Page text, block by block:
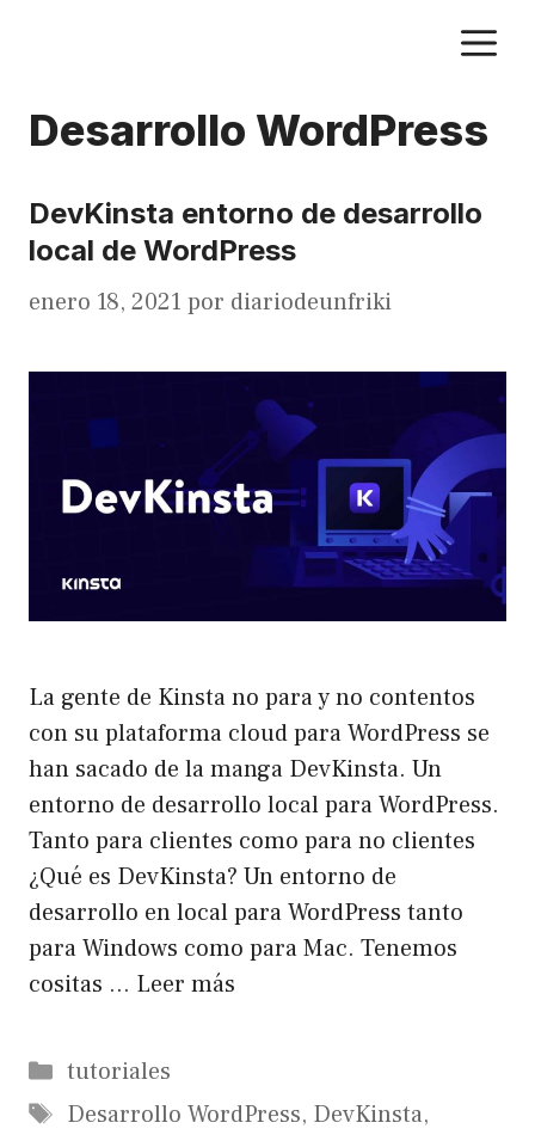
Desarrollo WordPress
DevKinsta entorno de desarrollo
local de WordPress
enero 18, 2021 por diariodeunfriki
La gente de Kinsta no para y no contentos
con su plataforma cloud para WordPress se
han sacado de la manga DevKinsta. Un
entorno de desarrollo local para WordPress.
Tanto para clientes como para no clientes
¿Qué es DevKinsta? Un entorno de
desarrollo en local para WordPress tanto
para Windows como para Mac. Tenemos
cositas … Leer más
Categorías
tutoriales
Etiquetas
Desarrollo WordPress, DevKinsta,